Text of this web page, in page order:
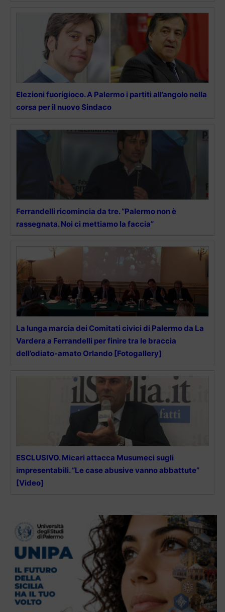
Elezioni fuorigioco. A Palermo i partiti all’angolo nella
corsa per il nuovo Sindaco
Ferrandelli ricomincia da tre. “Palermo non è
rassegnata. Noi ci mettiamo la faccia”
La lunga marcia dei Comitati civici di Palermo da La
Vardera a Ferrandelli per finire tra le braccia
dell’odiato-amato Orlando [Fotogallery]
ESCLUSIVO. Micari attacca Musumeci sugli
impresentabili. “Le case abusive vanno abbattute”
[Video]